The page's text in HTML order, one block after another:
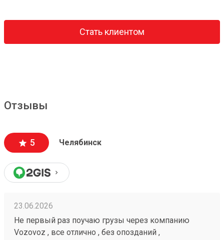
Стать клиентом
Отзывы
5 Челябинск
23.06.2026
Не первый раз поучаю грузы через компанию
Vozovoz , все отлично , без опозданий ,